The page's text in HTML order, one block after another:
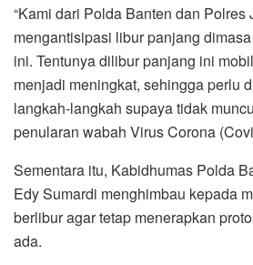
“Kami dari Polda Banten dan Polres
mengantisipasi libur panjang
ini. Tentunya dilibur panjang ini
menjadi meningkat, sehingga perlu
langkah-langkah supaya tidak
penularan wabah Virus Corona
Sementara itu, Kabidhumas Polda
Edy Sumardi menghimbau kepada
berlibur agar tetap menerapkan
ada.